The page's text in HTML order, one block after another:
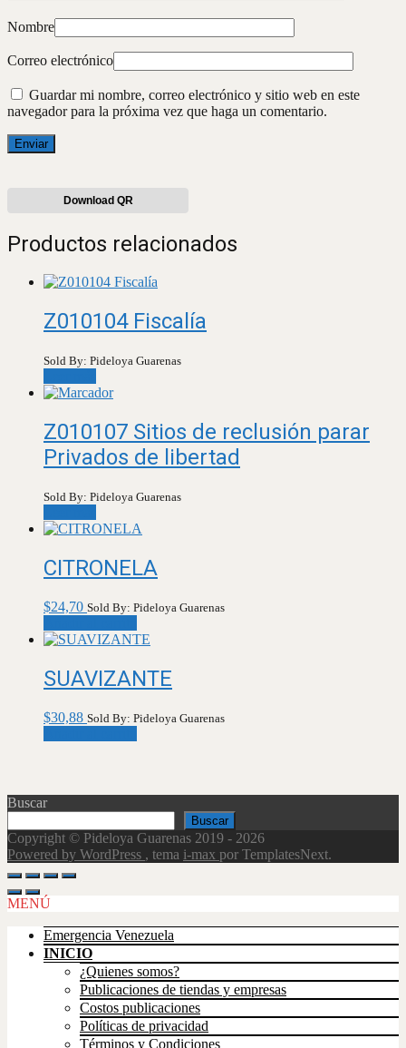
Nombre
Correo electrónico
Guardar mi nombre, correo electrónico y sitio web en este
navegador para la próxima vez que haga un comentario.
Download QR
Productos relacionados
Z010104 Fiscalía
Sold By: Pideloya Guarenas
Z010107 Sitios de reclusión parar
Privados de libertad
Sold By: Pideloya Guarenas
CITRONELA
$24,70 Sold By: Pideloya Guarenas
SUAVIZANTE
$30,88 Sold By: Pideloya Guarenas
Buscar
Buscar
Copyright © Pideloya Guarenas 2019 - 2026
Powered by WordPress , tema i-max por TemplatesNext.
Scroll
Up
MENÚ
Emergencia Venezuela
INICIO
¿Quienes somos?
Publicaciones de tiendas y empresas
Costos publicaciones
Políticas de privacidad
Términos y Condiciones